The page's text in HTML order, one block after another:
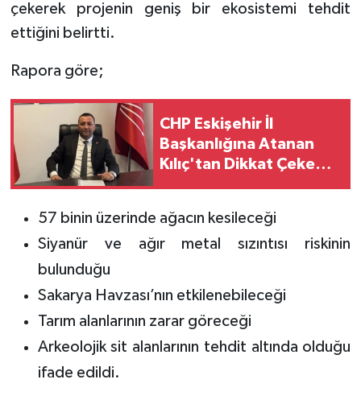
çekerek projenin geniş bir ekosistemi tehdit
ettiğini belirtti.
Rapora göre;
CHP Eskişehir İl
Başkanlığına Atanan
Kılıç'tan Dikkat Çeken
57 binin üzerinde ağacın kesileceği
Siyanür ve ağır metal sızıntısı riskinin
bulunduğu
Sakarya Havzası’nın etkilenebileceği
Tarım alanlarının zarar göreceği
Arkeolojik sit alanlarının tehdit altında olduğu
ifade edildi.